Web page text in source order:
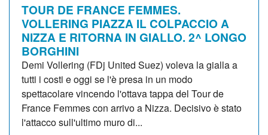
TOUR DE FRANCE FEMMES.
VOLLERING PIAZZA IL COLPACCIO A
NIZZA E RITORNA IN GIALLO. 2^ LONGO
BORGHINI
Demi Vollering (FDj United Suez) voleva la gialla a
tutti i costi e oggi se l'è presa in un modo
spettacolare vincendo l'ottava tappa del Tour de
France Femmes con arrivo a Nizza. Decisivo è stato
l'attacco sull'ultimo muro di...